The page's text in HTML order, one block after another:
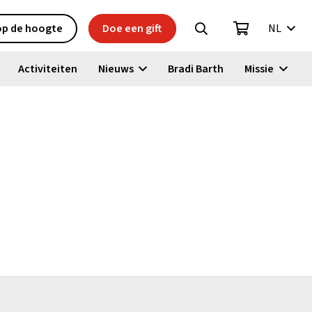
de hoogte Doe een gift NL
Activiteiten Nieuws Bradi Barth Missie